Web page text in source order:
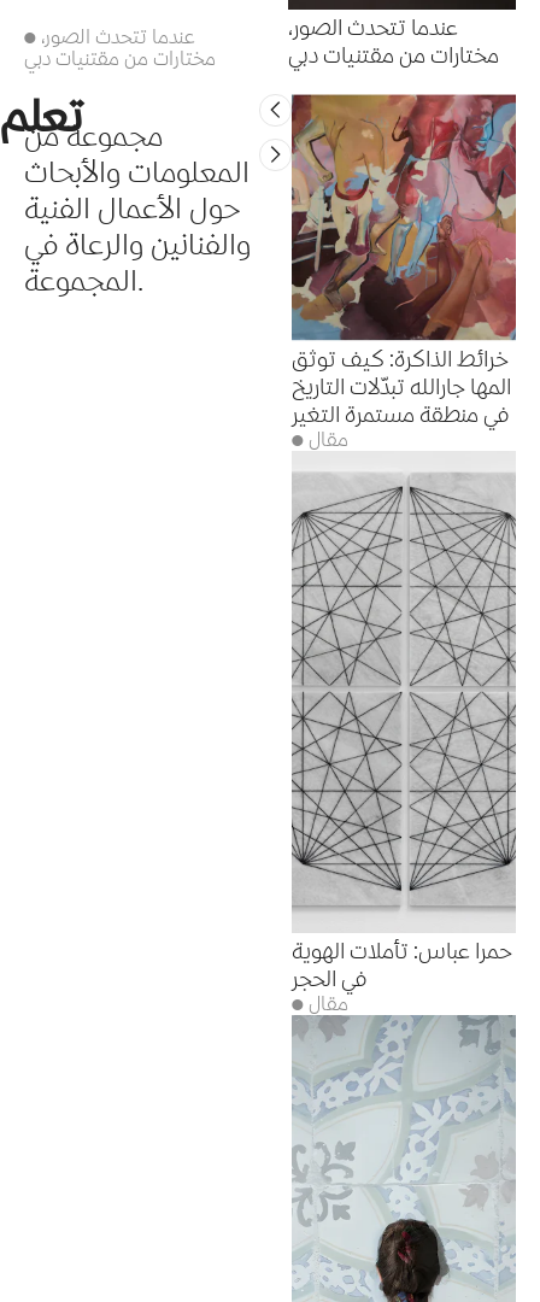
● عندما تتحدث الصور،
مختارات من مقتنيات دبي
عندما تتحدث الصور،
مختارات من مقتنيات دبي
تعلم
مجموعة من
المعلومات والأبحاث
حول الأعمال الفنية
والفنانين والرعاة في
المجموعة.
خرائط الذاكرة: كيف توثق
المها جارالله تبدّلات التاريخ
في منطقة مستمرة التغير
● مقال
حمرا عباس: تأملات الهوية
في الحجر
● مقال